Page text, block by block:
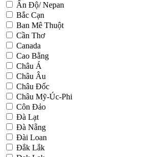
Ấn Độ/ Nepan
Bắc Cạn
Ban Mê Thuột
Cần Thơ
Canada
Cao Bằng
Châu Á
Châu Âu
Châu Đốc
Châu Mỹ-Úc-Phi
Côn Đảo
Đà Lạt
Đà Nẵng
Đài Loan
Đắk Lắk